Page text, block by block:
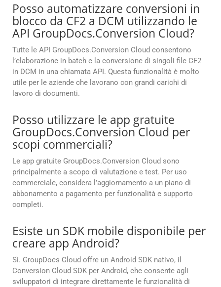
Posso automatizzare conversioni in
blocco da CF2 a DCM utilizzando le
API GroupDocs.Conversion Cloud?
Tutte le API GroupDocs.Conversion Cloud consentono
l’elaborazione in batch e la conversione di singoli file CF2
in DCM in una chiamata API. Questa funzionalità è molto
utile per le aziende che lavorano con grandi carichi di
lavoro di documenti.
Posso utilizzare le app gratuite
GroupDocs.Conversion Cloud per
scopi commerciali?
Le app gratuite GroupDocs.Conversion Cloud sono
principalmente a scopo di valutazione e test. Per uso
commerciale, considera l’aggiornamento a un piano di
abbonamento a pagamento per funzionalità e supporto
completi.
Esiste un SDK mobile disponibile per
creare app Android?
Sì. GroupDocs Cloud offre un Android SDK nativo, il
Conversion Cloud SDK per Android, che consente agli
sviluppatori di integrare direttamente le funzionalità di